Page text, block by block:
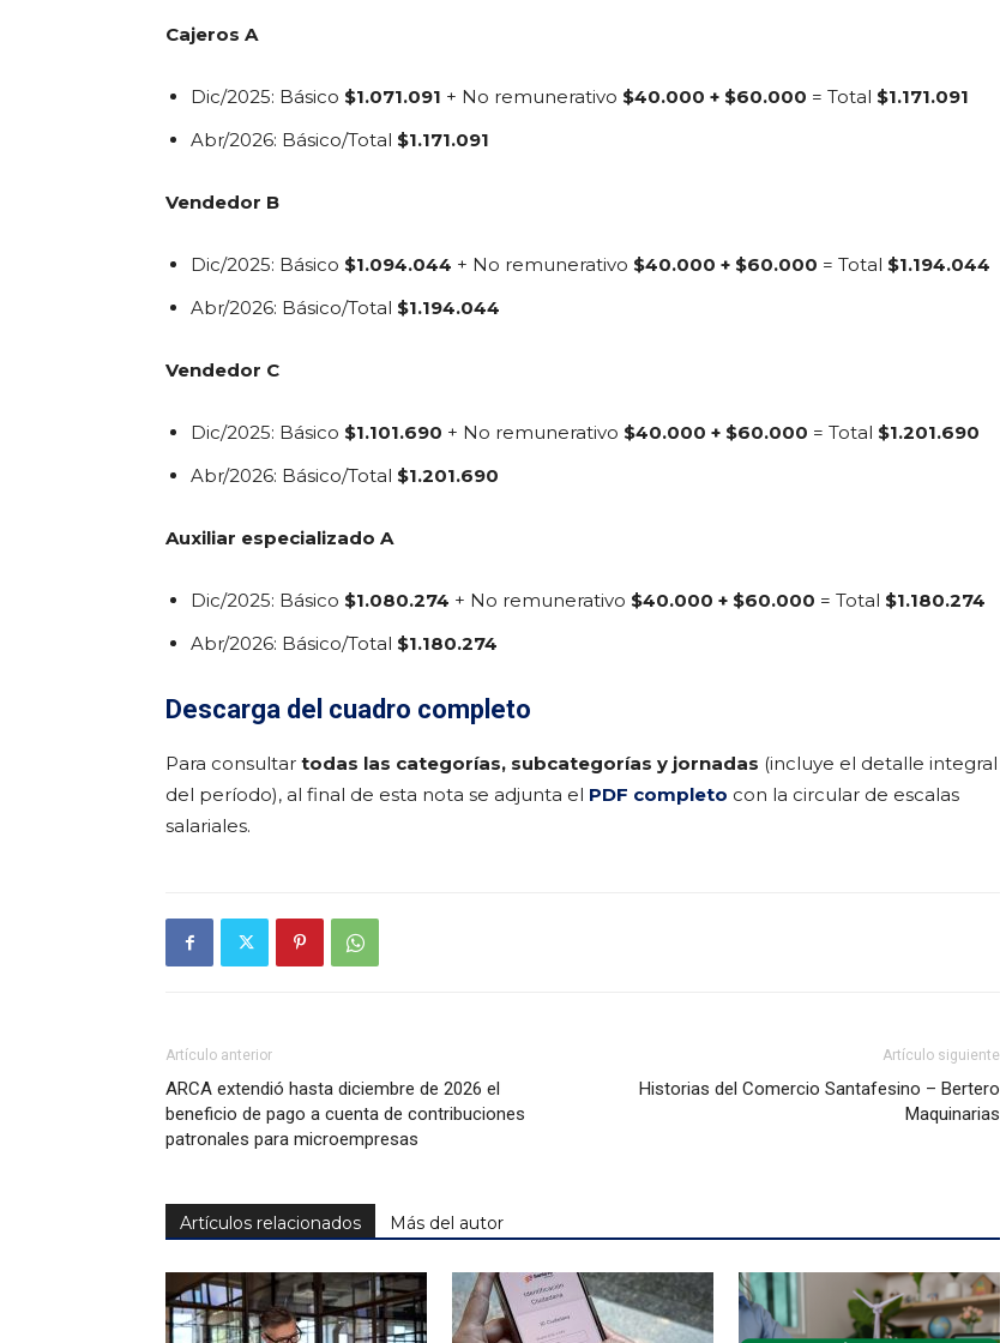
Cajeros A
Dic/2025: Básico $1.071.091 + No remunerativo $40.000 + $60.000 = Total $1.171.091
Abr/2026: Básico/Total $1.171.091
Vendedor B
Dic/2025: Básico $1.094.044 + No remunerativo $40.000 + $60.000 = Total $1.194.044
Abr/2026: Básico/Total $1.194.044
Vendedor C
Dic/2025: Básico $1.101.690 + No remunerativo $40.000 + $60.000 = Total $1.201.690
Abr/2026: Básico/Total $1.201.690
Auxiliar especializado A
Dic/2025: Básico $1.080.274 + No remunerativo $40.000 + $60.000 = Total $1.180.274
Abr/2026: Básico/Total $1.180.274
Descarga del cuadro completo
Para consultar todas las categorías, subcategorías y jornadas (incluye el detalle integral
del período), al final de esta nota se adjunta el PDF completo con la circular de escalas
salariales.
Artículo anterior
ARCA extendió hasta diciembre de 2026 el
beneficio de pago a cuenta de contribuciones
patronales para microempresas
Artículo siguiente
Historias del Comercio Santafesino – Bertero
Maquinarias
Artículos relacionados Más del autor